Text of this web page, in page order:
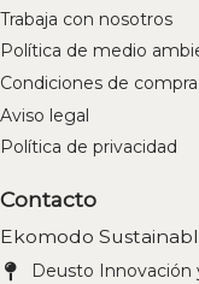
Trabaja con nosotros
Política de medio
Condiciones de compra
Aviso legal
Política de privacidad
Contacto
Ekomodo
Deusto Innovación